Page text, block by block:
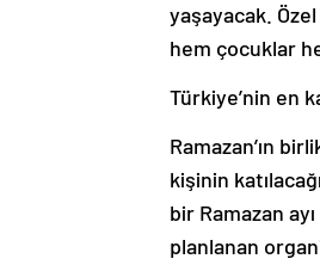
yaşayacak.
hem çocuklar
Türkiye’nin en
Ramazan’ın
kişinin
bir Ramazan
planlanan